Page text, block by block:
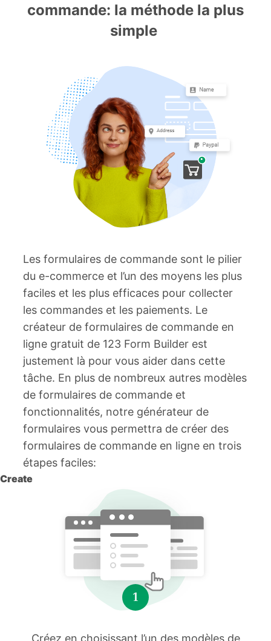
commande: la méthode la plus
simple
Les formulaires de commande sont le pilier
du e-commerce et l’un des moyens les plus
faciles et les plus efficaces pour collecter
les commandes et les paiements. Le
créateur de formulaires de commande en
ligne gratuit de 123 Form Builder est
justement là pour vous aider dans cette
tâche. En plus de nombreux autres modèles
de formulaires de commande et
fonctionnalités, notre générateur de
formulaires vous permettra de créer des
formulaires de commande en ligne en trois
étapes faciles:
Create
Créez en choisissant l’un des modèles de